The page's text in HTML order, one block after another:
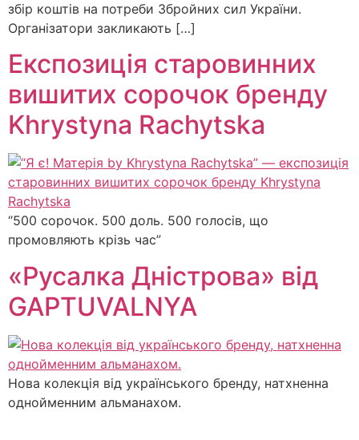
збір коштів на потреби Збройних сил України.
Організатори закликають […]
Експозиція старовинних
вишитих сорочок бренду
Khrystyna Rachytska
“500 сорочок. 500 доль. 500 голосів, що
промовляють крізь час”
«Русалка Дністрова» від
GAPTUVALNYA
Нова колекція від українського бренду, натхненна
однойменним альманахом.